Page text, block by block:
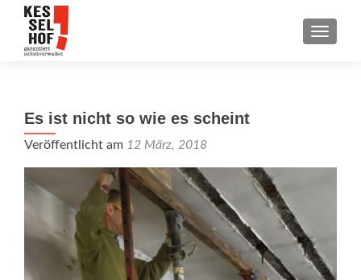
Es ist nicht so wie es scheint
Veröffentlicht am 12 März, 2018